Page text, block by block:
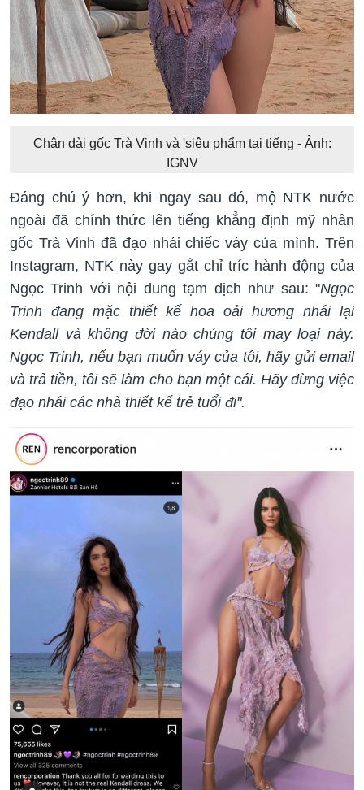
Chân dài gốc Trà Vinh và 'siêu phẩm tai tiếng - Ảnh:
IGNV
Đáng chú ý hơn, khi ngay sau đó, mộ NTK nước
ngoài đã chính thức lên tiếng khẳng định mỹ nhân
gốc Trà Vinh đã đạo nhái chiếc váy của mình. Trên
Instagram, NTK này gay gắt chỉ tríc hành động của
Ngọc Trinh với nội dung tạm dịch như sau: "Ngọc
Trinh đang mặc thiết kế hoa oải hương nhái lại
Kendall và không đời nào chúng tôi may loại này.
Ngọc Trinh, nếu bạn muốn váy của tôi, hãy gửi email
và trả tiền, tôi sẽ làm cho bạn một cái. Hãy dừng việc
đạo nhái các nhà thiết kế trẻ tuổi đi".